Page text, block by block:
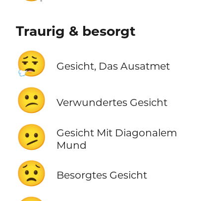
Traurig & besorgt
😮‍💨 Gesicht, Das Ausatmet
😕 Verwundertes Gesicht
🫤
Gesicht Mit Diagonalem
Mund
😟 Besorgtes Gesicht